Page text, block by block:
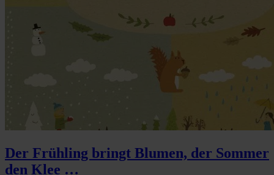
Der Frühling bringt Blumen, der Sommer
den Klee …